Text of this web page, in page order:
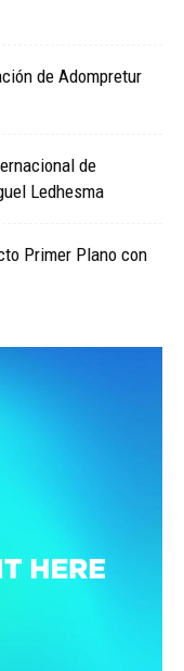
de Adompretur
de
Ledhesma
Primer Plano con